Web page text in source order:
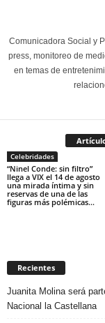
Comunicadora Social y
press, monitoreo de
en temas de
Celebridades
“Ninel Conde: sin filtro”
llega a VIX el 14 de agosto
una mirada íntima y sin
reservas de una de las
figuras más polémicas...
Recientes
Juanita Molina será
Nacional la Castellana